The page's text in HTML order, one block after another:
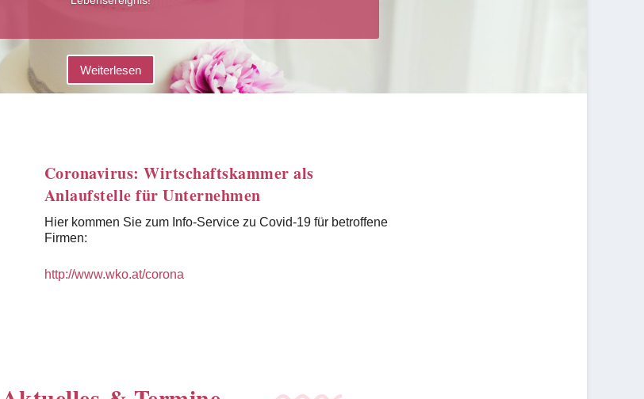
Weiterlesen
Coronavirus: Wirtschaftskammer als
Anlaufstelle für Unternehmen
Hier kommen Sie zum Info-Service zu Covid-19 für betroffene
Firmen:
http://www.wko.at/corona